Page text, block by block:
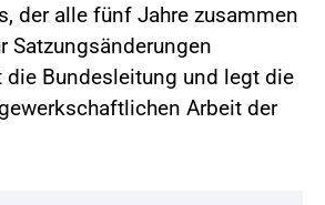
der alle fünf Jahre zusammen
Satzungsänderungen
die Bundesleitung und legt die
Arbeit der